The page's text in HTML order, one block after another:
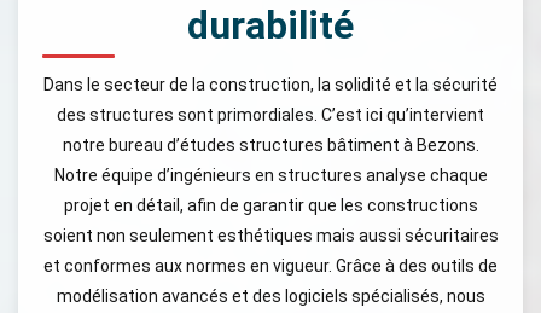
durabilité
Dans le secteur de la construction, la solidité et la sécurité
des structures sont primordiales. C’est ici qu’intervient
notre bureau d’études structures bâtiment à Bezons.
Notre équipe d’ingénieurs en structures analyse chaque
projet en détail, afin de garantir que les constructions
soient non seulement esthétiques mais aussi sécuritaires
et conformes aux normes en vigueur. Grâce à des outils de
modélisation avancés et des logiciels spécialisés, nous